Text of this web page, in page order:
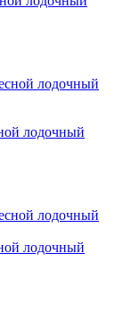
лодочный
лодочный